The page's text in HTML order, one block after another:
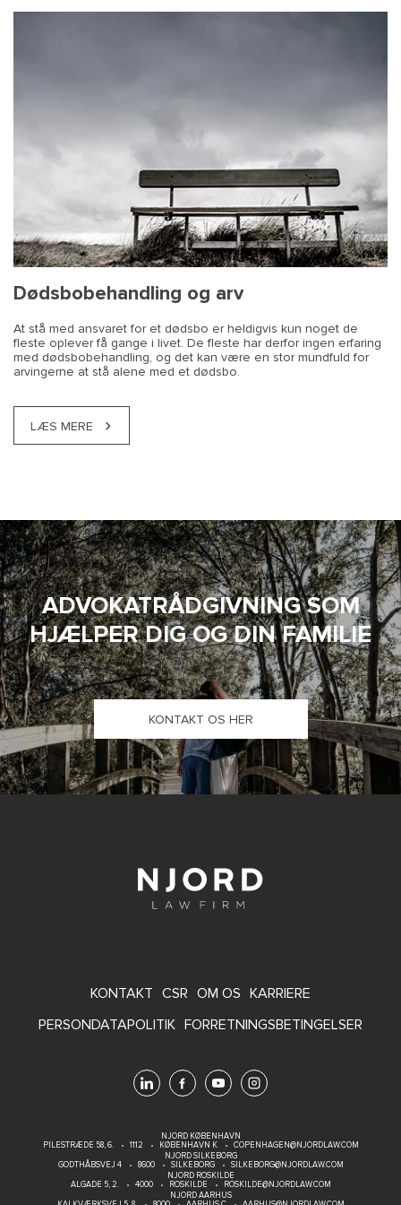
Dødsbobehandling og arv
At stå med ansvaret for et dødsbo er heldigvis kun noget de
fleste oplever få gange i livet. De fleste har derfor ingen erfaring
med dødsbobehandling, og det kan være en stor mundfuld for
arvingerne at stå alene med et dødsbo.
LÆS MERE
ADVOKATRÅDGIVNING SOM
HJÆLPER DIG OG DIN FAMILIE
KONTAKT OS HER
FOOTER
MENU
KONTAKT CSR OM OS KARRIERE
PERSONDATAPOLITIK FORRETNINGSBETINGELSER
NJORD KØBENHAVN
PILESTRÆDE 58, 6.
1112 KØBENHAVN K
COPENHAGEN@NJORDLAW.COM
NJORD SILKEBORG
GODTHÅBSVEJ 4
8600 SILKEBORG
SILKEBORG@NJORDLAW.COM
NJORD ROSKILDE
ALGADE 5, 2.
4000 ROSKILDE
ROSKILDE@NJORDLAW.COM
NJORD AARHUS